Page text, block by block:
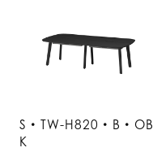
S・TW-H820・B・OB
K